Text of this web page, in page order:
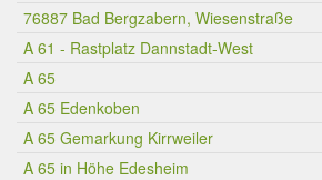
76887 Bad Bergzabern, Wiesenstraße
A 61 - Rastplatz Dannstadt-West
A 65
A 65 Edenkoben
A 65 Gemarkung Kirrweiler
A 65 in Höhe Edesheim